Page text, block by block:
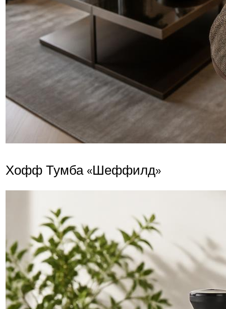
Хофф Тумба «Шеффилд»